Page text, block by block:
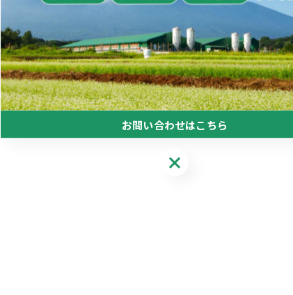
#岡山市
お問い合わせはこちら
お問い合わせはこちら